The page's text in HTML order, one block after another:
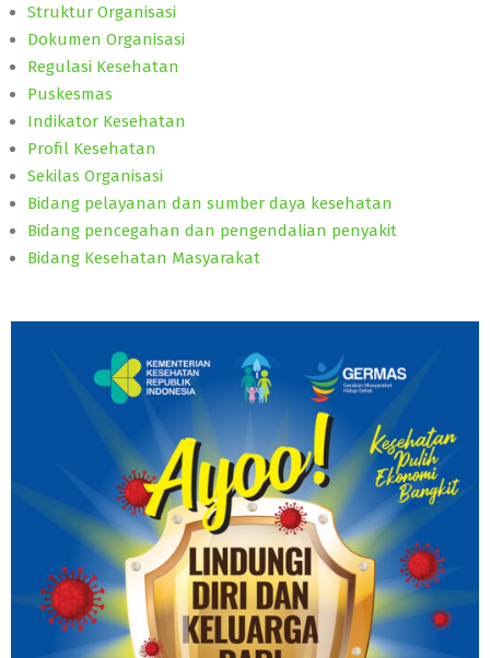
Struktur Organisasi
Dokumen Organisasi
Regulasi Kesehatan
Puskesmas
Indikator Kesehatan
Profil Kesehatan
Sekilas Organisasi
Bidang pelayanan dan sumber daya kesehatan
Bidang pencegahan dan pengendalian penyakit
Bidang Kesehatan Masyarakat